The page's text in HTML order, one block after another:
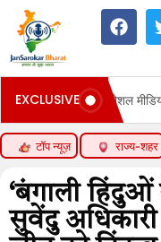
EXCLUSIVE
ने सोशल मीडिया पर जानकारी
टॉप न्यूज़ राज्य-शहर
‘बंगाली हिंदुओं
सुवेंदु